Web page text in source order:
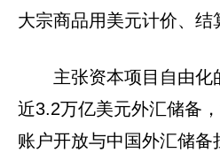
大宗商品用美元计价、结
主张资本项目自由
近3.2万亿美元外汇储备
账户开放与中国外汇储备